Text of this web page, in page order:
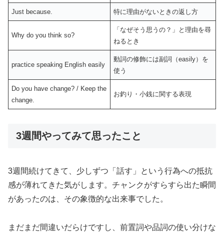
Just because. 特に理由がないときの返し方
Why do you think so?
「なぜそう思うの？」と理由を尋
ねるとき
practice speaking English easily
動詞の修飾には副詞（easily）を
使う
Do you have change? / Keep the
change.
お釣り・小銭に関する表現
3週間やってみて思ったこと
3週間続けてきて、少しずつ「話す」という行為への抵抗
感が薄れてきた気がします。チャンクがすらすら出た瞬間
があったのは、その象徴的な出来事でした。
まだまだ間違いだらけですし、前置詞や品詞の使い分けな